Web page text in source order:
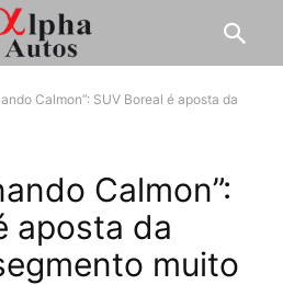
Calmon”: SUV Boreal é aposta da
Calmon”:
aposta da
muito